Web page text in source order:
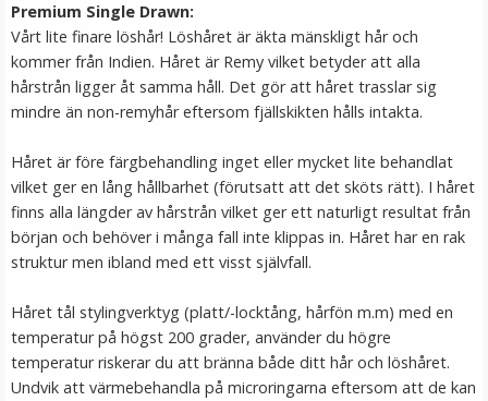
#16 Ljusbrun - Original äkta löshår remy nagelslingor
★★★★★
189 kr
VÄLJ
Premium Single Drawn:
Vårt lite finare löshår! Löshåret är äkta mänskligt hår och
kommer från Indien. Håret är Remy vilket betyder att alla
hårstrån ligger åt samma håll. Det gör att håret trasslar sig
mindre än non-remyhår eftersom fjällskikten hålls intakta.
Håret är före färgbehandling inget eller mycket lite behandlat
vilket ger en lång hållbarhet (förutsatt att det sköts rätt). I håret
finns alla längder av hårstrån vilket ger ett naturligt resultat från
början och behöver i många fall inte klippas in. Håret har en rak
struktur men ibland med ett visst självfall.
Håret tål stylingverktyg (platt/-locktång, hårfön m.m) med en
temperatur på högst 200 grader, använder du högre
temperatur riskerar du att bränna både ditt hår och löshåret.
Undvik att värmebehandla på microringarna eftersom att de kan